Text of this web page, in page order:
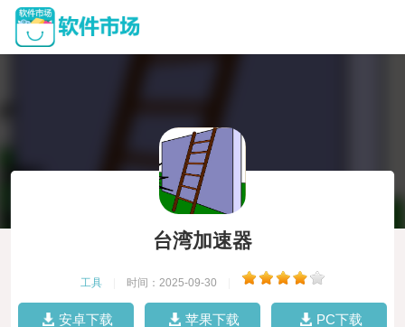
台湾加速器
工具 时间：2025-09-30
安卓下载 苹果下载 PC下载